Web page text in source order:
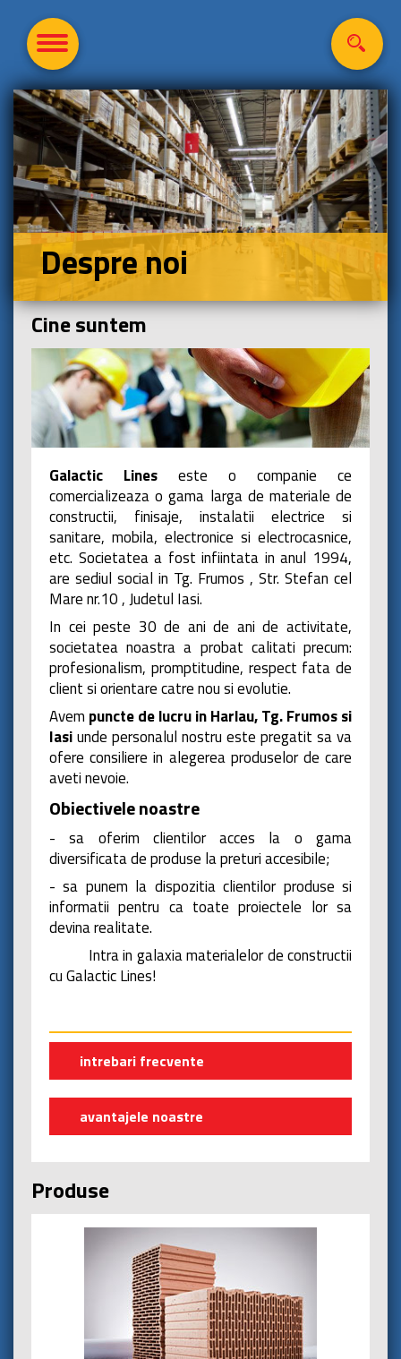
Despre noi
Cine suntem
Galactic Lines este o companie ce
comercializeaza o gama larga de materiale de
constructii, finisaje, instalatii electrice si
sanitare, mobila, electronice si electrocasnice,
etc. Societatea a fost infiintata in anul 1994,
are sediul social in Tg. Frumos , Str. Stefan cel
Mare nr.10 , Judetul Iasi.
In cei peste 30 de ani de ani de activitate,
societatea noastra a probat calitati precum:
profesionalism, promptitudine, respect fata de
client si orientare catre nou si evolutie.
Avem puncte de lucru in Harlau, Tg. Frumos si
Iasiunde personalul nostru este pregatit sa va
ofere consiliere in alegerea produselor de care
aveti nevoie.
Obiectivele noastre
- sa oferim clientilor acces la o gama
diversificata de produse la preturi accesibile;
- sa punem la dispozitia clientilor produse si
informatii pentru ca toate proiectele lor sa
devina realitate.
Intra in galaxia materialelor de constructii
cu Galactic Lines!
intrebari frecvente
avantajele noastre
Produse